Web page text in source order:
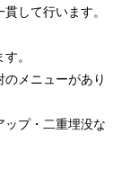
して行います。
。
メニューがあり
ップ・二重埋没な